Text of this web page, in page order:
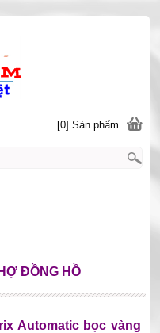
Automatic bọc vàng
ĐỒNG HỒ
[0] Sản phẩm